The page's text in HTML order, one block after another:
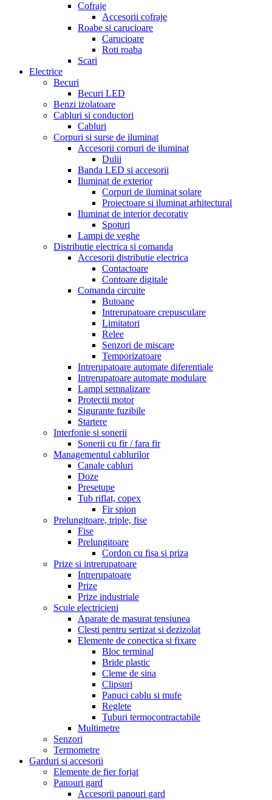
Cofraje
Accesorii cofraje
Roabe si carucioare
Carucioare
Roti roaba
Scari
Electrice
Becuri
Becuri LED
Benzi izolatoare
Cabluri si conductori
Cabluri
Corpuri si surse de iluminat
Accesorii corpuri de iluminat
Dulii
Banda LED si accesorii
Iluminat de exterior
Corpuri de iluminat solare
Proiectoare si iluminat arhitectural
Iluminat de interior decorativ
Spoturi
Lampi de veghe
Distributie electrica si comanda
Accesorii distributie electrica
Contactoare
Contoare digitale
Comanda circuite
Butoane
Intrerupatoare crepusculare
Limitatori
Relee
Senzori de miscare
Temporizatoare
Intrerupatoare automate diferentiale
Intrerupatoare automate modulare
Lampi semnalizare
Protectii motor
Sigurante fuzibile
Startere
Interfonie si sonerii
Sonerii cu fir / fara fir
Managementul cablurilor
Canale cabluri
Doze
Presetupe
Tub riflat, copex
Fir spion
Prelungitoare, triple, fise
Fise
Prelungitoare
Cordon cu fisa si priza
Prize si intrerupatoare
Intrerupatoare
Prize
Prize industriale
Scule electricieni
Aparate de masurat tensiunea
Clesti pentru sertizat si dezizolat
Elemente de conectica si fixare
Bloc terminal
Bride plastic
Cleme de sina
Clipsuri
Papuci cablu si mufe
Reglete
Tuburi termocontractabile
Multimetre
Senzori
Termometre
Garduri si accesorii
Elemente de fier forjat
Panouri gard
Accesorii panouri gard